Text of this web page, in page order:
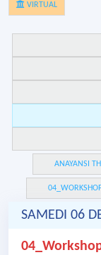
VIRTUAL
ANAYANSI
SAMEDI 06